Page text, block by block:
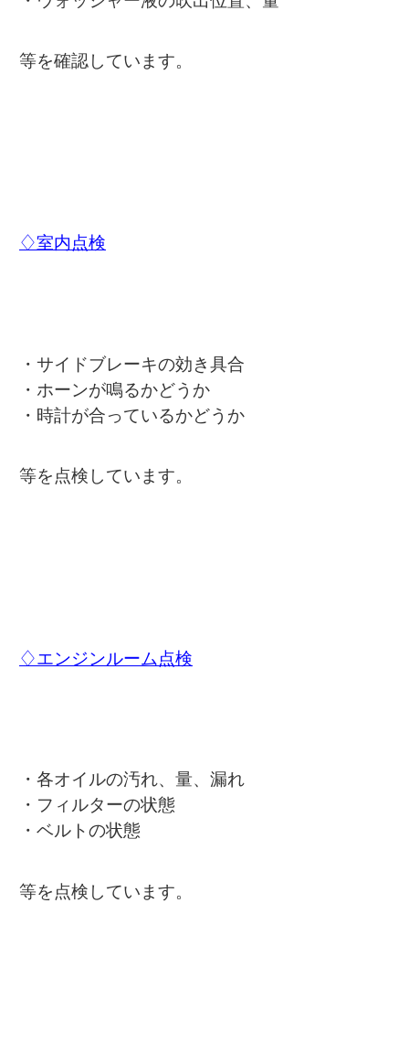
等を確認しています。
♢室内点検
・サイドブレーキの効き具合
・ホーンが鳴るかどうか
・時計が合っているかどうか
等を点検しています。
♢エンジンルーム点検
・各オイルの汚れ、量、漏れ
・フィルターの状態
・ベルトの状態
等を点検しています。